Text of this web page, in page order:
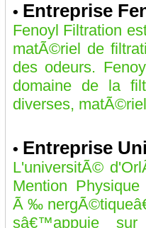
• Entreprise
Fenoyl Filtration
matÃ©riel de
des odeurs.
domaine de la
diverses,
• Entreprise
L'universitÃ©
Mention
sâ€™appuie